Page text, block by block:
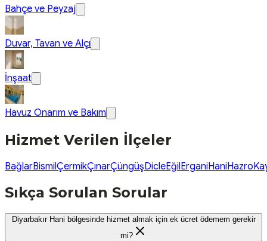
Bahçe ve Peyzaj
Duvar, Tavan ve Alçı
İnşaat
Havuz Onarım ve Bakım
Hizmet Verilen İlçeler
BağlarBismilÇermikÇınarÇüngüşDicleEğilErganiHaniHazro
Sıkça Sorulan Sorular
Diyarbakır Hani bölgesinde hizmet almak için ek ücret ödemem gerekir
mi?